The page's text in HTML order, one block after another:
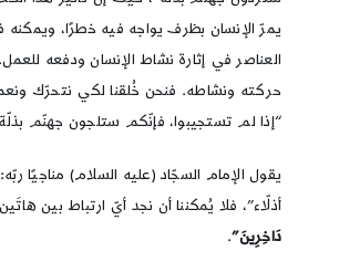
يمرّ الإنسان بظرف يواجه فيه خطرًا،
العناصر في إثارة نشاط الإنسان ودفعه
حركته ونشاطه. فنحن خُلقنا لكي نتحرّك ونعمل
“إذا لم تستجيبوا، فإنّكم ستلجون جهنّم
يقول الإمام السجّاد (عليه السلام) مناجيًا
أذلّاء”، فلا يُمكننا أن نجد أيّ ارتباط بين
دَاخِرِينَ”.